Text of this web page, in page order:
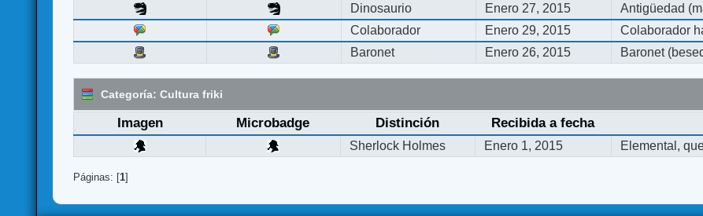
Dinosaurio Enero 27, 2015
Antigüedad
Colaborador
Enero 29, 2015
Colaborador
Baronet
Enero 26, 2015 Baronet
Categoría: Cultura friki
Imagen Microbadge Distinción Recibida a fecha
Sherlock Holmes Enero 1, 2015 Elemental,
Páginas: [1]